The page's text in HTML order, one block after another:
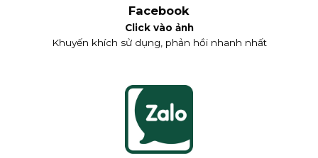
Facebook
Click vào ảnh
Khuyến khích sử dụng, phản hồi nhanh nhất